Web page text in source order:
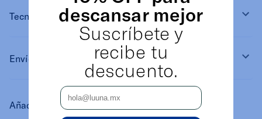
Tecnología
Envío gratis
Añade y ahorra:
descansar mejor
Suscríbete y
recibe tu
descuento.